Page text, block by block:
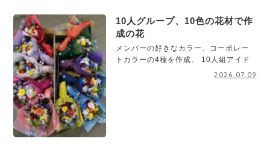
10人グループ、10色の花材で作
成の花
メンバーの好きなカラー、コーポレー
トカラーの4種を作成。 10人組アイド
2026.07.09